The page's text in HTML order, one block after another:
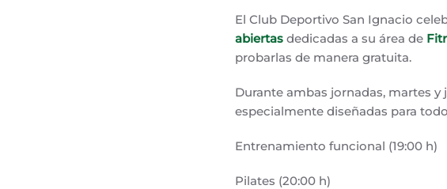
El Club Deportivo San Ignacio
abiertas dedicadas a su área de
probarlas de manera gratuita.
Durante ambas jornadas, martes
especialmente diseñadas para
Entrenamiento funcional (19:00 h)
Pilates (20:00 h)